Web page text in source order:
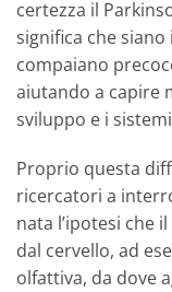
certezza il
significa che
compaiano
aiutando a capire
sviluppo e i
Proprio questa
ricercatori a
nata l’ipotesi che
dal cervello, ad
olfattiva, da dove